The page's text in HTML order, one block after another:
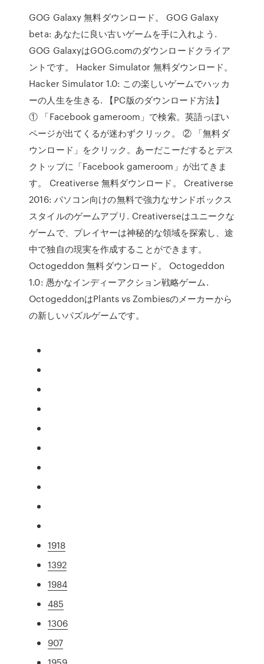
GOG Galaxy 無料ダウンロード。 GOG Galaxy
beta: あなたに良い古いゲームを手に入れよう.
GOG GalaxyはGOG.comのダウンロードクライア
ントです。 Hacker Simulator 無料ダウンロード。
Hacker Simulator 1.0: この楽しいゲームでハッカ
ーの人生を生きる. 【PC版のダウンロード方法】
① 「Facebook gameroom」で検索。英語っぽい
ページが出てくるが迷わずクリック。 ② 「無料ダ
ウンロード」をクリック。あーだこーだするとデス
クトップに「Facebook gameroom」が出てきま
す。 Creativerse 無料ダウンロード。 Creativerse
2016: パソコン向けの無料で強力なサンドボックス
スタイルのゲームアプリ. Creativerseはユニークな
ゲームで、プレイヤーは神秘的な領域を探索し、途
中で独自の現実を作成することができます。
Octogeddon 無料ダウンロード。 Octogeddon
1.0: 愚かなインディーアクション戦略ゲーム.
OctogeddonはPlants vs Zombiesのメーカーから
の新しいパズルゲームです。
1918
1392
1984
485
1306
907